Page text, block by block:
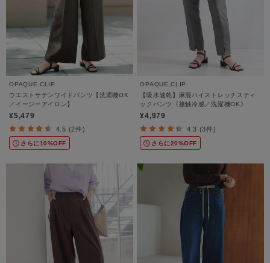
OPAQUE.CLIP
ウエストサテンワイドパンツ【洗濯機OK
／イージーアイロン】
¥5,479
4.5 (2件)
さらに10%OFF
OPAQUE.CLIP
【吸水速乾】麻混ハイストレッチスティ
ックパンツ《接触冷感／洗濯機OK》
¥4,979
4.3 (3件)
さらに20%OFF